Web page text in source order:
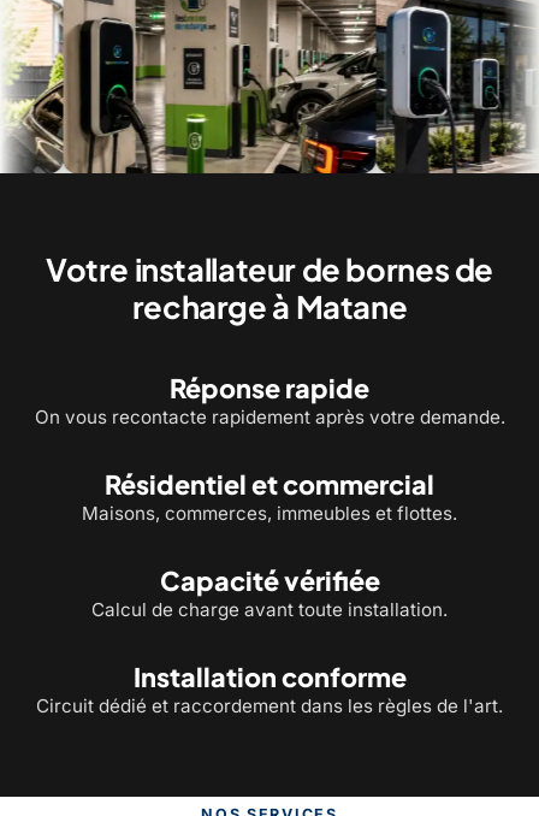
Votre installateur de bornes de
recharge à Matane
Réponse rapide
On vous recontacte rapidement après votre demande.
Résidentiel et commercial
Maisons, commerces, immeubles et flottes.
Capacité vérifiée
Calcul de charge avant toute installation.
Installation conforme
Circuit dédié et raccordement dans les règles de l'art.